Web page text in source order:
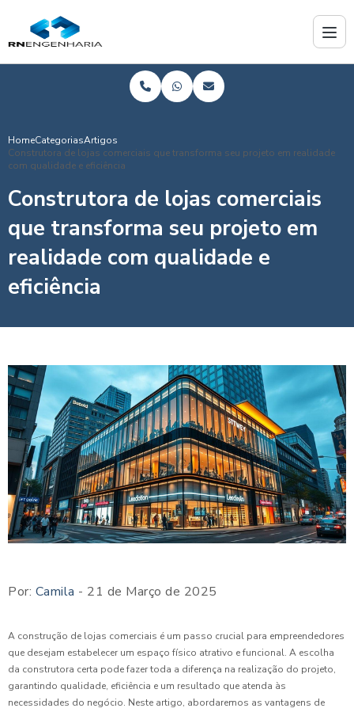
HomeCategoriasArtigos
Construtora de lojas comerciais que transforma seu projeto em realidade
com qualidade e eficiência
Construtora de lojas comerciais
que transforma seu projeto em
realidade com qualidade e
eficiência
Por: Camila - 21 de Março de 2025
A construção de lojas comerciais é um passo crucial para empreendedores
que desejam estabelecer um espaço físico atrativo e funcional. A escolha
da construtora certa pode fazer toda a diferença na realização do projeto,
garantindo qualidade, eficiência e um resultado que atenda às
necessidades do negócio. Neste artigo, abordaremos as vantagens de